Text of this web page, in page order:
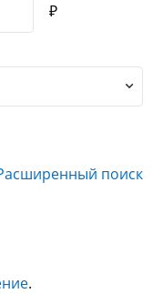
₽
поиск
.